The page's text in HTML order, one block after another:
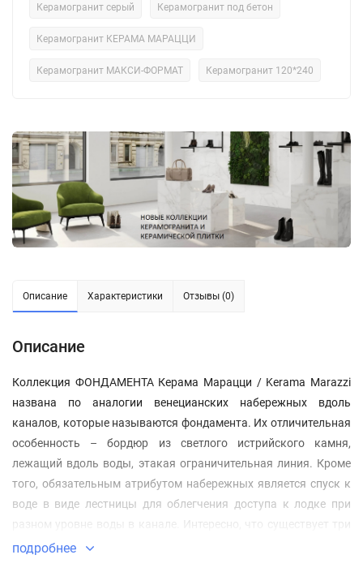
Керамогранит серый Керамогранит под бетон
Керамогранит КЕРАМА МАРАЦЦИ
Керамогранит МАКСИ-ФОРМАТ Керамогранит 120*240
Описание Характеристики Отзывы (0)
Описание
Коллекция ФОНДАМЕНТА Керама Марацци / Kerama Marazzi
названа по аналогии венецианских набережных вдоль
каналов, которые называются фондамента. Их отличительная
особенность – бордюр из светлого истрийского камня,
лежащий вдоль воды, этакая ограничительная линия. Кроме
того, обязательным атрибутом набережных является спуск к
воде в виде лестницы для облегчения доступа к лодке при
разном уровне воды в канале. Интересно, что существует три
вида расположения ступенек: вдоль течения воды,
подробнее